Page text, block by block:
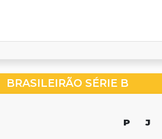
BRASILEIRÃO SÉRIE B
P J